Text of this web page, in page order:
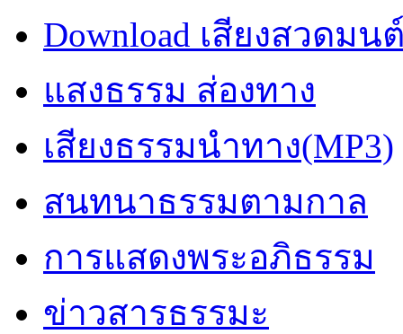
Download เสียงสวดมน
แสงธรรม ส่องทาง
เสียงธรรมนำทาง(MP3)
สนทนาธรรมตามกาล
การแสดงพระอภิธรรม
ข่าวสารธรรมะ